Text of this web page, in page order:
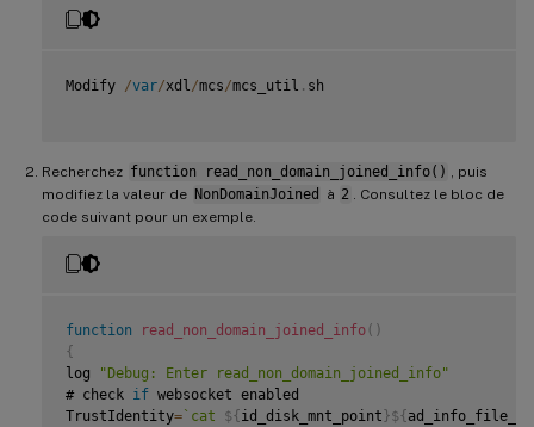
Modify /var/xdl/mcs/mcs_util . sh
Recherchez function read_non_domain_joined_info() , puis
modifiez la valeur de NonDomainJoined à 2 . Consultez le bloc de
code suivant pour un exemple.
function read_non_domain_joined_info
)
{
log
"Debug: Enter read_non_domain_joined_info"
# check if websocket enabled
TrustIdentity= ` cat ${ id_disk_mnt_point }${